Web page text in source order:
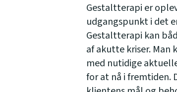
Gestaltterapi er
udgangspunkt i det
Gestaltterapi kan
af akutte kriser. Man
med nutidige
for at nå i fremtiden.